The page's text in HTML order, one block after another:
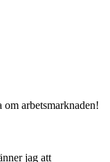
om arbetsmarknaden!
jag att